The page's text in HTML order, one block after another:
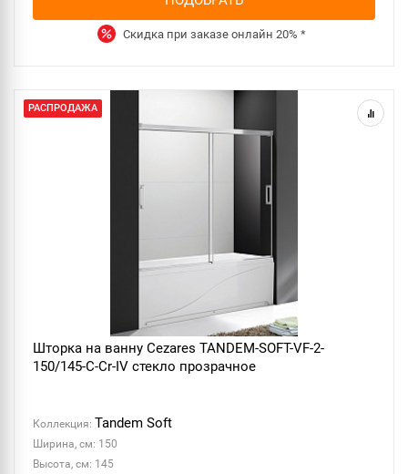
Скидка при заказе онлайн 20% *
РАСПРОДАЖА
Шторка на ванну Cezares TANDEM-SOFT-VF-2-
150/145-C-Cr-IV стекло прозрачное
Коллекция: Tandem Soft
Ширина, см: 150
Высота, см: 145